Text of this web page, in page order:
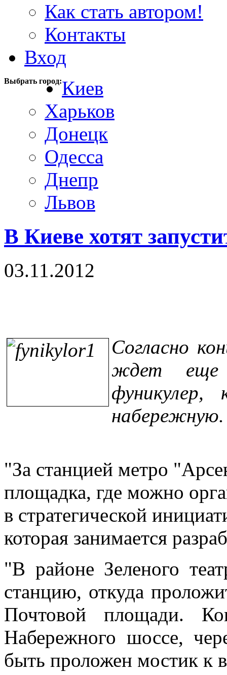
Как стать автором!
Контакты
Вход
Выбрать город:Киев
Харьков
Донецк
Одесса
Днепр
Львов
В Киеве хотят
03.11.2012
Согласно
ждет еще
набережную.
"За станцией метро
площадка, где можно
в стратегической
которая занимается
"В районе Зеленого
станцию, откуда
Почтовой площади.
Набережного шоссе,
быть проложен мостик к